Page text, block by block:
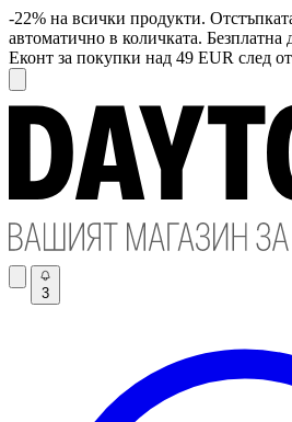
-22% на всички продукти.
автоматично в количката. Безплатна
Еконт за покупки над 49 EUR след
3